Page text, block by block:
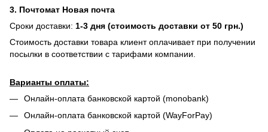
3. Почтомат Новая почта
Сроки доставки: 1-3 дня (стоимость доставки от 50 грн.)
Стоимость доставки товара клиент оплачивает при получении
посылки в соответствии с тарифами компании.
Варианты оплаты:
Онлайн-оплата банковской картой (monobank)
Онлайн-оплата банковской картой (WayForPay)